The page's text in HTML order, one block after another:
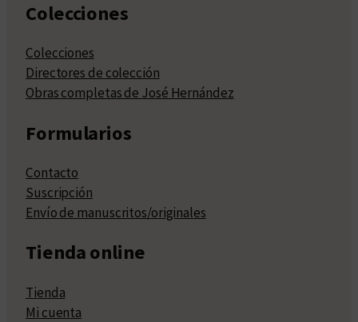
Colecciones
Colecciones
Directores de colección
Obras completas de José Hernández
Formularios
Contacto
Suscripción
Envío de manuscritos/originales
Tienda online
Tienda
Mi cuenta